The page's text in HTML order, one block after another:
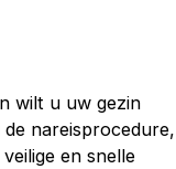
wilt u uw gezin
nareisprocedure,
en snelle